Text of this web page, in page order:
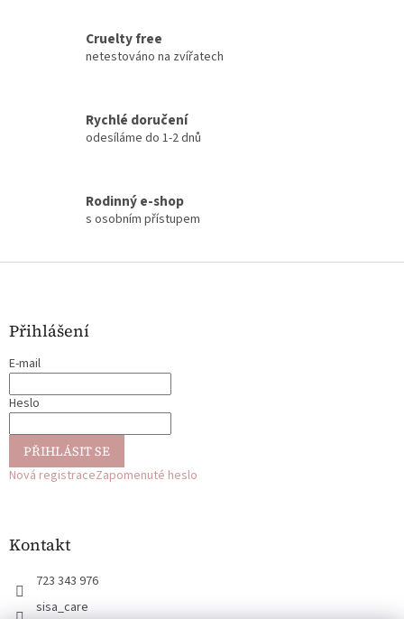
y
Cruelty free
netestováno na zvířatech
Rychlé doručení
odesíláme do 1-2 dnů
Rodinný e-shop
s osobním přístupem
Z
Přihlášení
E-mail
Heslo
PŘIHLÁSIT SE
Nová registraceZapomenuté heslo
Kontakt
723 343 976
sisa_care